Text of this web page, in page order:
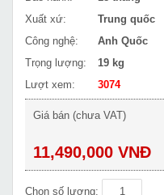
Xuất xứ:
Trung quốc
Công nghệ:
Anh Quốc
Trọng lượng:
19 kg
Lượt xem:
3074
Giá bán (chưa VAT)
11,490,000 VNĐ
Chọn số lượng: